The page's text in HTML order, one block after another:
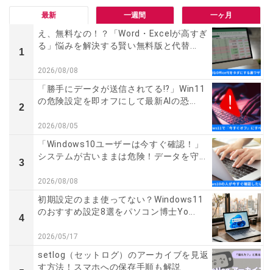
最新 一週間 一ヶ月
1
え、無料なの！？「Word・Excelが高すぎ
る」悩みを解決する賢い無料版と代替...
2026/08/08
2
「勝手にデータが送信されてる!?」Win11
の危険設定を即オフにして最新AIの恐...
2026/08/05
3
「Windows10ユーザーは今すぐ確認！」
システムが古いままは危険！データを守...
2026/08/08
4
初期設定のまま使ってない？Windows11
のおすすめ設定8選をパソコン博士Yo...
2026/05/17
setlog（セットログ）のアーカイブを見返
す方法！スマホへの保存手順も解説